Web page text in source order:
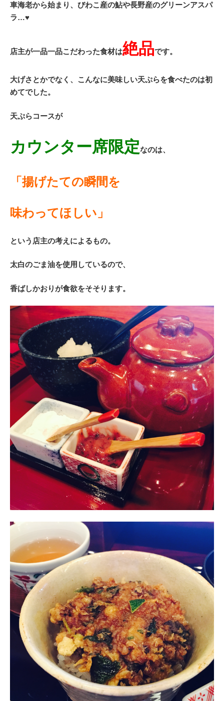
車海老から始まり、びわこ産の鮎や長野産のグリーンアスパ
ラ…♥
店主が一品一品こだわった食材は絶品です。
大げさとかでなく、こんなに美味しい天ぷらを食べたのは初
めてでした。
天ぷらコースが
カウンター席限定なのは、
「揚げたての瞬間を
味わってほしい」
という店主の考えによるもの。
太白のごま油を使用しているので、
香ばしかおりが食欲をそそります。